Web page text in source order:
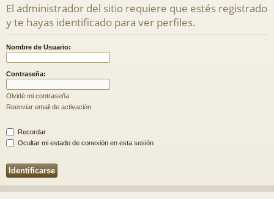
rá
do
ar rs
El administrador del sitio requiere que estés registrado
y te hayas identificado para ver perfiles.
Nombre de Usuario:
Contraseña:
Olvidé mi contraseña
Reenviar email de activación
Recordar
Ocultar mi estado de conexión en esta sesión